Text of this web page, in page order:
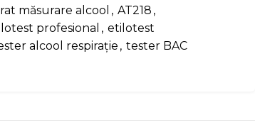
măsurare alcool , AT218 ,
profesional , etilotest
alcool respirație , tester BAC